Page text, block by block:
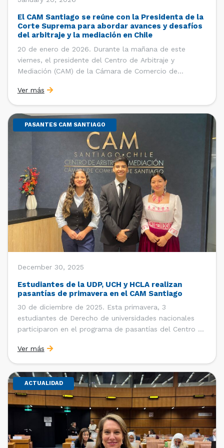
El CAM Santiago se reúne con la Presidenta de la
Corte Suprema para abordar avances y desafíos
del arbitraje y la mediación en Chile
20 de enero de 2026. Durante la mañana de este
viernes, el presidente del Centro de Arbitraje y
Mediación (CAM) de la Cámara de Comercio de
del CAM Santiago, Ximena Vial; y el gerente general de
la CCS, Carlos Soublette, sostuvieron un encuentro […]
Ver más
PASANTES CAM SANTIAGO
December 30, 2025
Estudiantes de la UDP, UCH y HCLA realizan
pasantías de primavera en el CAM Santiago
30 de diciembre de 2025. Esta primavera, 3
estudiantes de Derecho de universidades nacionales
participaron en el programa de pasantías del Centro de
de Santiago (CCS). Entre el 3 de noviembre y el 30 de
diciembre realizaron su pasantía Ingrid Ivania […]
Ver más
ACTUALIDAD